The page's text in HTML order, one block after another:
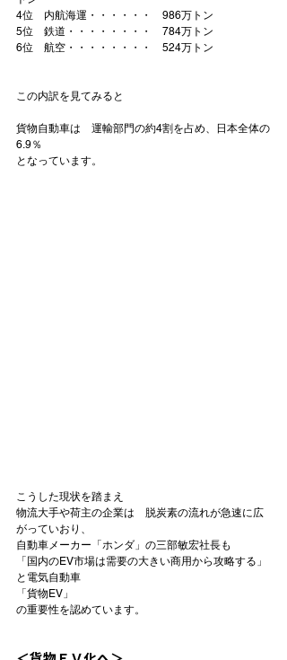
4位　内航海運・・・・・・　986万トン
5位　鉄道・・・・・・・・　784万トン
6位　航空・・・・・・・・　524万トン
貨物自動車は　運輸部門の約4割を占め、日本全体の
6.9％
となっています。
こうした現状を踏まえ
物流大手や荷主の企業は　脱炭素の流れが急速に広
がっていおり、
自動車メーカー「ホンダ」の三部敏宏社長も
「国内のEV市場は需要の大きい商用から攻略する」
と電気自動車
「貨物EV」
の重要性を認めています。